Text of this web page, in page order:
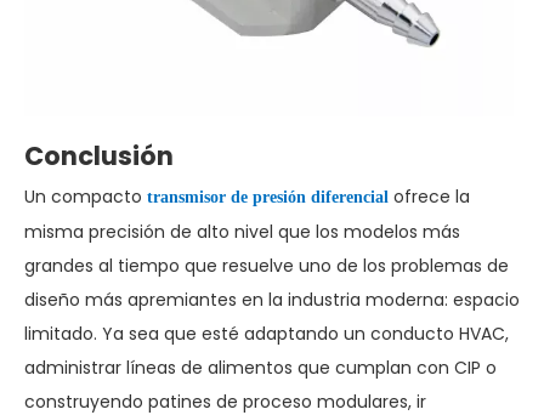
Conclusión
Un compacto transmisor de presión diferencial ofrece la
misma precisión de alto nivel que los modelos más
grandes al tiempo que resuelve uno de los problemas de
diseño más apremiantes en la industria moderna: espacio
limitado. Ya sea que esté adaptando un conducto HVAC,
administrar líneas de alimentos que cumplan con CIP o
construyendo patines de proceso modulares, ir